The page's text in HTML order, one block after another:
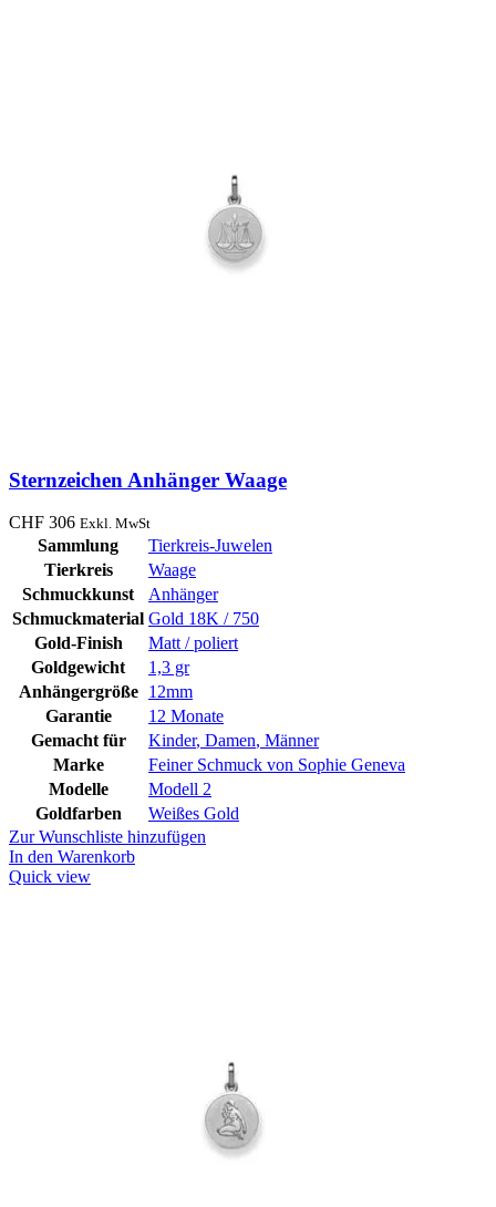
Sternzeichen Anhänger Waage
CHF 306 Exkl. MwSt
Sammlung
Tierkreis-Juwelen
Tierkreis
Waage
Schmuckkunst
Anhänger
Schmuckmaterial Gold 18K / 750
Gold-Finish
Matt / poliert
Goldgewicht
1,3 gr
Anhängergröße
12mm
Garantie
12 Monate
Gemacht für
Kinder, Damen, Männer
Marke
Feiner Schmuck von Sophie Geneva
Modelle
Modell 2
Goldfarben
Weißes Gold
Zur Wunschliste hinzufügen
In den Warenkorb
Quick view